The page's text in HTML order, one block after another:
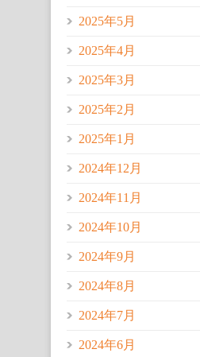
2025年5月
2025年4月
2025年3月
2025年2月
2025年1月
2024年12月
2024年11月
2024年10月
2024年9月
2024年8月
2024年7月
2024年6月